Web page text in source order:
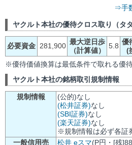
⇒手
ヤクルト本社の優待クロス取り（タ
必要資金 281,900 最大逆日歩
（計算値）
5.8 優
(
※優待価値換算は最低条件で取れる優
ヤクルト本社の銘柄取引規制情報
規制情報
(公的)なし
(松井証券)なし
(SBI証券)なし
(楽天証券)なし
※規制情報は必ず各証
一般信用売
松井 eスマ(P円・[残